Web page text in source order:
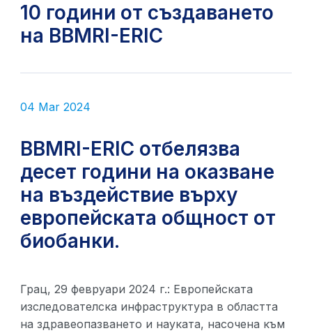
10 години от създаването
на BBMRI-ERIC
04 Mar 2024
BBMRI-ERIC отбелязва
десет години на оказване
на въздействие върху
европейската общност от
биобанки.
Грац, 29 февруари 2024 г.: Европейската
изследователска инфраструктура в областта
на здравеопазването и науката, насочена към